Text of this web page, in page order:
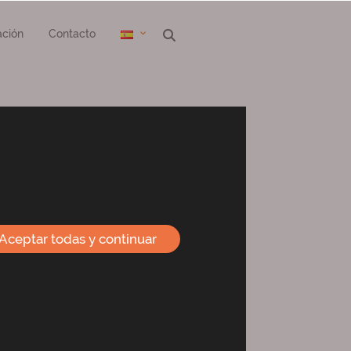
Contacto
información puede escribir a
todas y continuar